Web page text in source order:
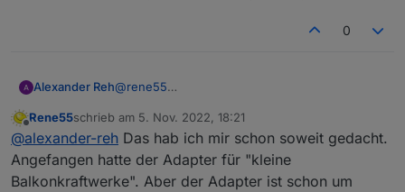
0
Alexander Reh@rene55
sondern eine nicht ganz kleine Off-Grid Anlage
🙈
Wie komme ich denn an deine Mail Adresse?
Dann sende ich dir das was du brauchst.
LG Alex
Offline
Rene55schrieb am 5. Nov. 2022, 18:21
zuletzt editiert von
@alexander-reh Das hab ich mir schon soweit gedacht.
Angefangen hatte der Adapter für "kleine
Balkonkraftwerke". Aber der Adapter ist schon um